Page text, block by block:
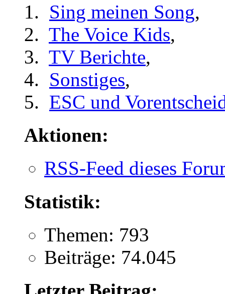
Sing meinen Song,
The Voice Kids,
TV Berichte,
Sonstiges,
ESC und
Aktionen:
RSS-Feed dieses
Statistik:
Themen: 793
Beiträge: 74.045